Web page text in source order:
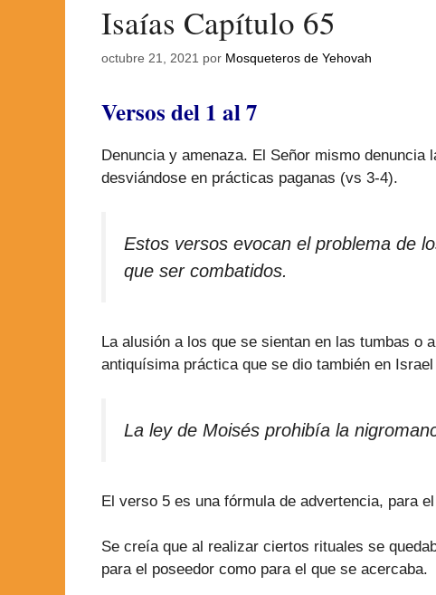
Isaías Capítulo 65
octubre 21, 2021 por Mosqueteros de Yehovah
Versos del 1 al 7
Denuncia y amenaza. El Señor mismo
desviándose en prácticas paganas (vs 3-4).
Estos versos evocan el problema de
que ser combatidos.
La alusión a los que se sientan en las tumbas o
antiquísima práctica que se dio también en
La ley de Moisés prohibía la
El verso 5 es una fórmula de advertencia, para
Se creía que al realizar ciertos rituales se
para el poseedor como para el que se acercaba.